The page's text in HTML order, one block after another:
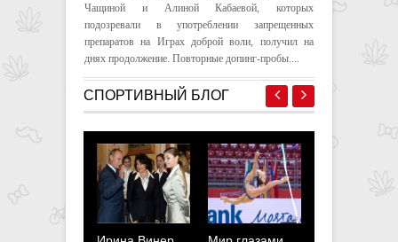
Чащиной и Алиной Кабаевой, которых
подозревали в употреблении запрещенных
препаратов на Играх доброй воли, получил на
днях продолжение. Повторные допинг-пробы....
СПОРТИВНЫЙ БЛОГ